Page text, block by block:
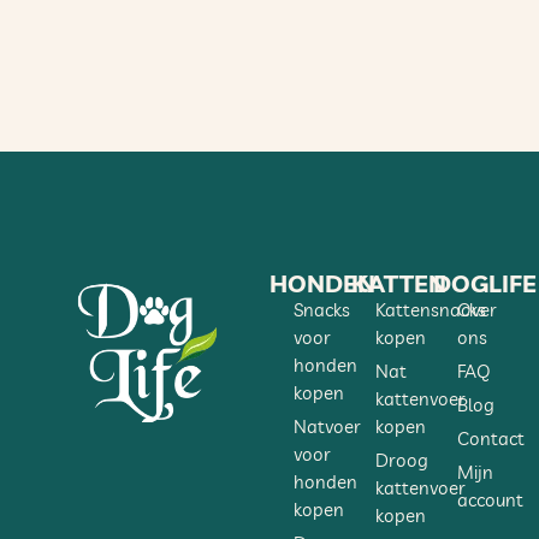
HONDEN
Snacks
voor
honden
kopen
Natvoer
voor
honden
kopen
KATTEN
Kattensnacks
kopen
Nat
kattenvoer
kopen
Droog
kattenvoer
kopen
DOGLIFE
Over
ons
FAQ
Blog
Contact
Mijn
account